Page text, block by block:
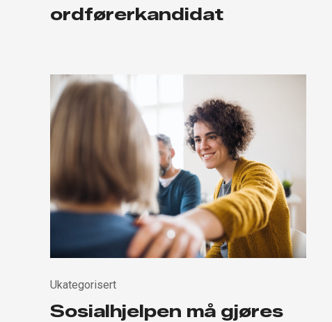
ordførerkandidat
Ukategorisert
Sosialhjelpen må gjøres